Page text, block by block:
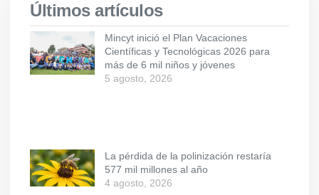
Últimos artículos
Mincyt inició el Plan Vacaciones
Científicas y Tecnológicas 2026 para
más de 6 mil niños y jóvenes
5 agosto, 2026
La pérdida de la polinización restaría
577 mil millones al año
4 agosto, 2026